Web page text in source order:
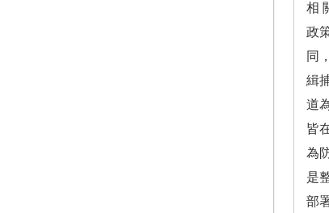
相
政
同
緝
道
皆
為
是
部